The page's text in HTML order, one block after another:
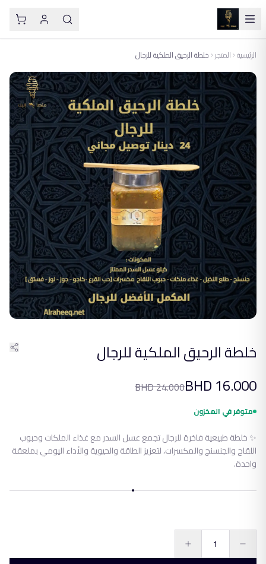
الرئيسية المتجر خلطة الرحيق الملكية للرجال
خلطة الرحيق الملكية للرجال
BHD16.000
BHD24.000
متوفر في المخزون
✨ خلطة طبيعية فاخرة للرجال تجمع عسل السدر مع غذاء الملكات وحبوب
اللقاح والجنسنج والمكسرات، لتعزيز الطاقة والحيوية والأداء اليومي بملعقة
واحدة.